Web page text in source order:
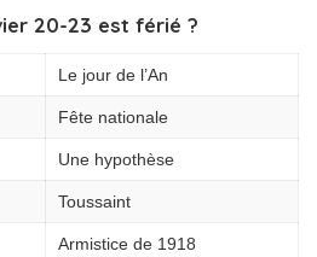
20-23 est férié ?
Le jour de l’An
Fête nationale
Une hypothèse
Toussaint
Armistice de 1918